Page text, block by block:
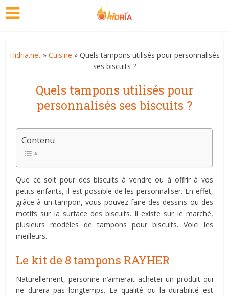
Hidria.net» Cuisine » Quels tampons utilisés pour personnalisés
ses biscuits ?
Quels tampons utilisés pour
personnalisés ses biscuits ?
Contenu
Que ce soit pour des biscuits à vendre ou à offrir à vos
petits-enfants, il est possible de les personnaliser. En effet,
grâce à un tampon, vous pouvez faire des dessins ou des
motifs sur la surface des biscuits. Il existe sur le marché,
plusieurs modèles de tampons pour biscuits. Voici les
meilleurs.
Le kit de 8 tampons RAYHER
Naturellement, personne n’aimerait acheter un produit qui
ne durera pas longtemps. La qualité ou la durabilité est